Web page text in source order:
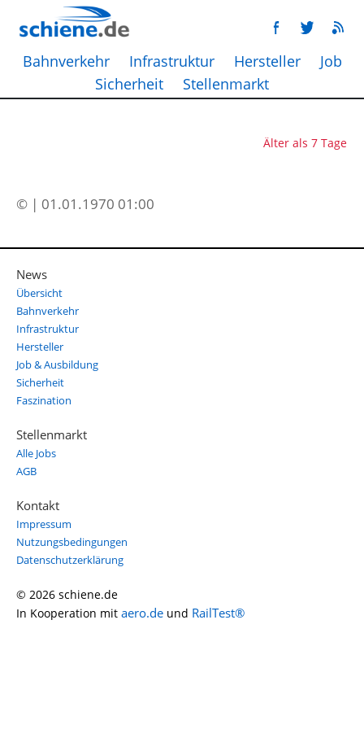
Bahnverkehr Infrastruktur Hersteller
Job
Sicherheit
Stellenmarkt
Älter als 7 Tage
© | 01.01.1970 01:00
News
Übersicht
Bahnverkehr
Infrastruktur
Hersteller
Job & Ausbildung
Sicherheit
Faszination
Stellenmarkt
Alle Jobs
AGB
Kontakt
Impressum
Nutzungsbedingungen
Datenschutzerklärung
© 2026 schiene.de
In Kooperation mit aero.de und RailTest®